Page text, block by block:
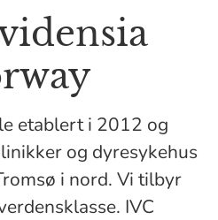
etablert i 2012 og
og dyresykehus
i nord. Vi tilbyr
IVC